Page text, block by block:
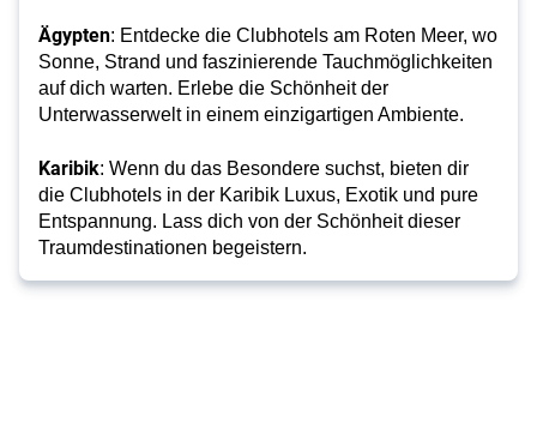
Ägypten: Entdecke die Clubhotels am Roten Meer, wo
Sonne, Strand und faszinierende Tauchmöglichkeiten
auf dich warten. Erlebe die Schönheit der
Unterwasserwelt in einem einzigartigen Ambiente.
Karibik: Wenn du das Besondere suchst, bieten dir
die Clubhotels in der Karibik Luxus, Exotik und pure
Entspannung. Lass dich von der Schönheit dieser
Traumdestinationen begeistern.